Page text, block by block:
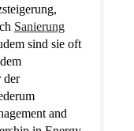
Sanierung
sind sie oft
der
and